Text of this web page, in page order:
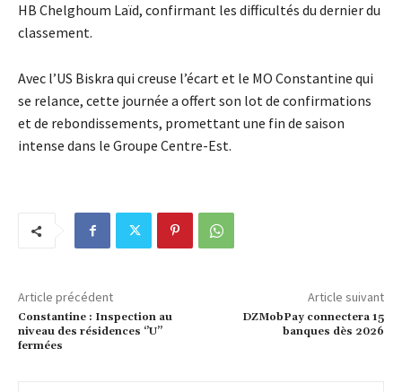
HB Chelghoum Laïd, confirmant les difficultés du dernier du
classement.
Avec l’US Biskra qui creuse l’écart et le MO Constantine qui
se relance, cette journée a offert son lot de confirmations
et de rebondissements, promettant une fin de saison
intense dans le Groupe Centre-Est.
Article précédent
Constantine : Inspection au
niveau des résidences ‘’U’’
fermées
Article suivant
DZMobPay connectera 15
banques dès 2026